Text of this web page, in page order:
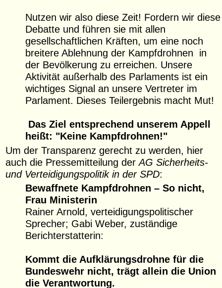
Nutzen wir also diese Zeit! Fordern wir diese
Debatte und führen sie mit allen
gesellschaftlichen Kräften, um eine noch
breitere Ablehnung der Kampfdrohnen in
der Bevölkerung zu erreichen. Unsere
Aktivität außerhalb des Parlaments ist ein
wichtiges Signal an unsere Vertreter im
Parlament. Dieses Teilergebnis macht Mut!
Das Ziel entsprechend unserem Appell
heißt: "Keine Kampfdrohnen!"
Um der Transparenz gerecht zu werden, hier
auch die Pressemitteilung derAG Sicherheits-
und Verteidigungspolitik in der SPD:
Bewaffnete Kampfdrohnen – So nicht,
Frau Ministerin
Rainer Arnold, verteidigungspolitischer
Sprecher; Gabi Weber, zuständige
Berichterstatterin:
Kommt die Aufklärungsdrohne für die
Bundeswehr nicht, trägt allein die Union
die Verantwortung.